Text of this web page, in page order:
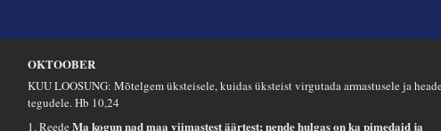
OKTOOBER
KUU LOOSUNG: Mõtelgem üksteisele, kuidas üksteist virgutada armastusele ja
tegudele.Hb 10,24
1. ReedeMa kogun nad maa viimastest äärtest; nende hulgas on ka pimedaid ja